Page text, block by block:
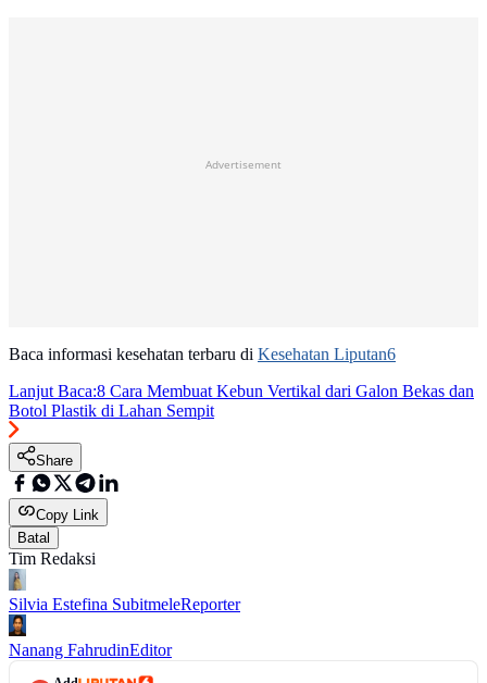
Advertisement
Baca informasi kesehatan terbaru di Kesehatan Liputan6
Lanjut Baca:8 Cara Membuat Kebun Vertikal dari Galon Bekas dan
Botol Plastik di Lahan Sempit
Share
Copy Link
Batal
Tim Redaksi
Silvia Estefina SubitmeleReporter
Nanang FahrudinEditor